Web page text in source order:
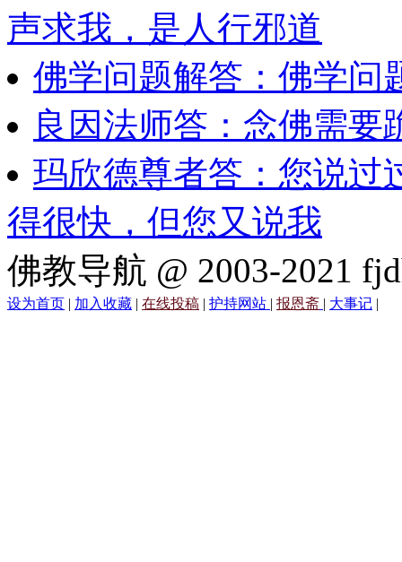
声求我，是人行邪道
佛学问题解答：佛学问
良因法师答：念佛需要
玛欣德尊者答：您说过
得很快，但您又说我
佛教导航 @ 2003-2021
设为首页 | 加入收藏 | 在线投稿 | 护持网站 | 报恩斋 | 大事记 |